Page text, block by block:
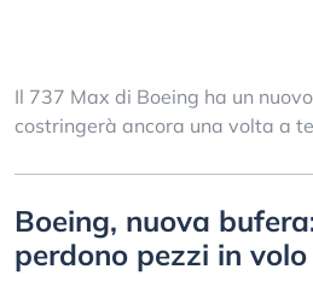
Il 737 Max di Boeing ha un
costringerà ancora una volta a
Boeing, nuova
perdono pezzi in volo